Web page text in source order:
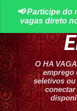
O HA
emprego
seletivos ou
📢 Participe do
vagas direto